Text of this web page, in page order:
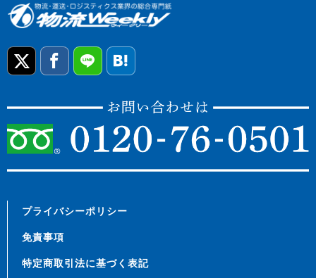
プライバシーポリシー
免責事項
特定商取引法に基づく表記